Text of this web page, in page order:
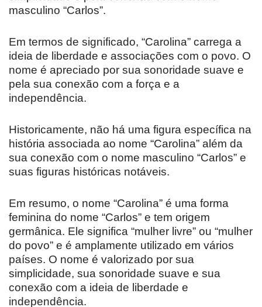
masculino “Carlos”.
Em termos de significado, “Carolina” carrega a
ideia de liberdade e associações com o povo. O
nome é apreciado por sua sonoridade suave e
pela sua conexão com a força e a
independência.
Historicamente, não há uma figura específica na
história associada ao nome “Carolina” além da
sua conexão com o nome masculino “Carlos” e
suas figuras históricas notáveis.
Em resumo, o nome “Carolina” é uma forma
feminina do nome “Carlos” e tem origem
germânica. Ele significa “mulher livre” ou “mulher
do povo” e é amplamente utilizado em vários
países. O nome é valorizado por sua
simplicidade, sua sonoridade suave e sua
conexão com a ideia de liberdade e
independência.